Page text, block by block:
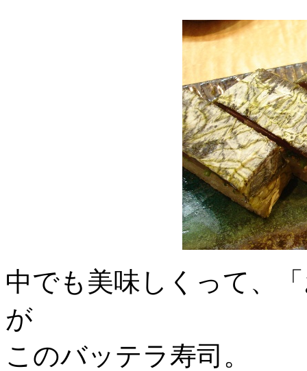
中でも美味しくって、
が
このバッテラ寿司。